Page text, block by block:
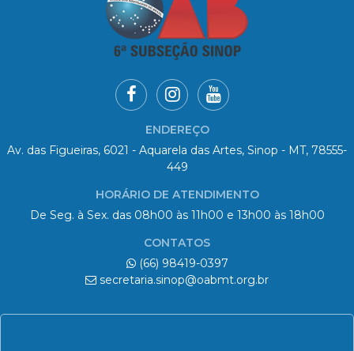
ENDEREÇO
Av. das Figueiras, 6021 - Aquarela das Artes, Sinop - MT, 78555-
449
HORÁRIO DE ATENDIMENTO
De Seg. à Sex. das 08h00 às 11h00 e 13h00 às 18h00
CONTATOS
(66) 98419-0397
secretaria.sinop@oabmt.org.br